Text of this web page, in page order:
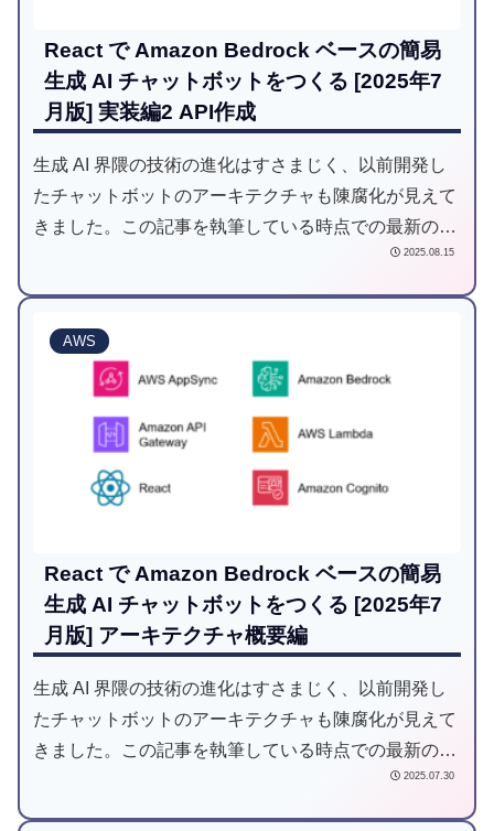
React で Amazon Bedrock ベースの簡易
生成 AI チャットボットをつくる [2025年7
月版] 実装編2 API作成
生成 AI 界隈の技術の進化はすさまじく、以前開発し
たチャットボットのアーキテクチャも陳腐化が見えて
きました。この記事を執筆している時点での最新のア
ーキテクチャで改めて作り直してみたので、いくつか
2025.08.15
AWS
React で Amazon Bedrock ベースの簡易
生成 AI チャットボットをつくる [2025年7
月版] アーキテクチャ概要編
生成 AI 界隈の技術の進化はすさまじく、以前開発し
たチャットボットのアーキテクチャも陳腐化が見えて
きました。この記事を執筆している時点での最新のア
ーキテクチャで改めて作り直してみたので、いくつか
2025.07.30